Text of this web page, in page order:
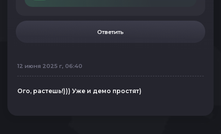
Ответить
12 июня 2025 г, 06:40
Ого, растешь!))) Уже и демо простят)